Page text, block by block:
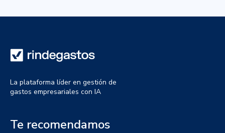
La plataforma líder en gestión de
gastos empresariales con IA
Te recomendamos